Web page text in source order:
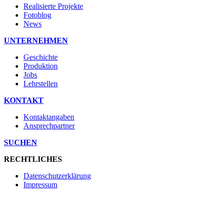
Realisierte Projekte
Fotoblog
News
UNTERNEHMEN
Geschichte
Produktion
Jobs
Lehrstellen
KONTAKT
Kontaktangaben
Ansprechpartner
SUCHEN
RECHTLICHES
Datenschutzerklärung
Impressum